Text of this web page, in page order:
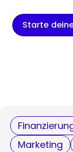
Starte
Marketing